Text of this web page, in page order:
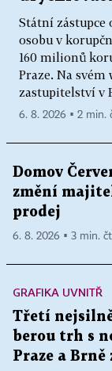
Státní zástupce
osobu v
160 milionů
Praze. Na
zastupitelství v
6. 8. 2026 ▪ 2 min.
Domov
změní
prodej
6. 8. 2026 ▪ 3 min.
GRAFIKA UVNITŘ
Třetí
berou trh s
Praze a